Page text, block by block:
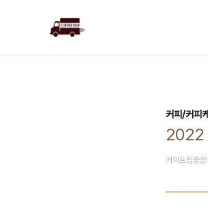
커피/커피
2022
커피트립출장